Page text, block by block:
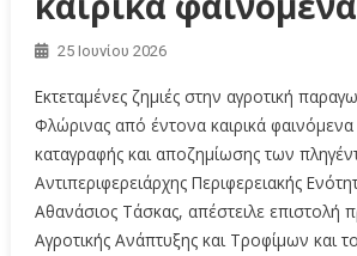
25 Ιουνίου 2026
Εκτεταμένες ζημιές στην αγροτική
Φλώρινας από έντονα καιρικά
καταγραφής και αποζημίωσης των
Αντιπεριφερειάρχης Περιφερειακής
Αθανάσιος Τάσκας, απέστειλε επιστολή
Αγροτικής Ανάπτυξης και Τροφίμων και